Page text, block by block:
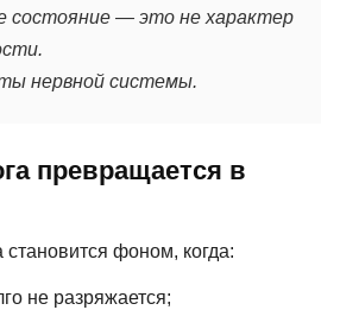
состояние — это не характер
нервной системы.
превращается в
фоном, когда:
не разряжается;